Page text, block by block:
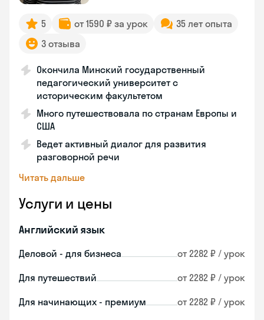
5 от 1590 ₽ за урок
35 лет опыта
3 отзыва
Окончила Минский государственный
педагогический университет с
историческим факультетом
Много путешествовала по странам Европы и
США
Ведет активный диалог для развития
разговорной речи
Читать дальше
Услуги и цены
Английский язык
Деловой - для бизнеса от 2282 ₽ / урок
Для путешествий от 2282 ₽ / урок
Для начинающих - премиум от 2282 ₽ / урок